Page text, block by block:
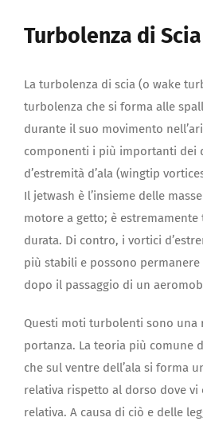
Turbolenza di Scia
La turbolenza di scia (o wake
turbolenza che si forma alle
durante il suo movimento
componenti i più importanti dei
d’estremità d’ala (wingtip
Il jetwash è l’insieme delle
motore a getto; è
durata. Di contro, i vortici
più stabili e possono
dopo il passaggio di un
Questi moti turbolenti sono una
portanza. La teoria più comune
che sul ventre dell’ala si forma
relativa rispetto al dorso dove
relativa. A causa di ciò e delle